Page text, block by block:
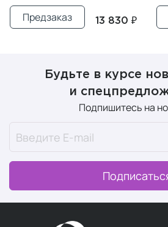
13 830 ₽
Предзаказ
Будьте в курсе
и
Подпишитесь на